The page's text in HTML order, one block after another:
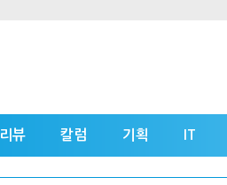
리뷰 칼럼 기획 IT